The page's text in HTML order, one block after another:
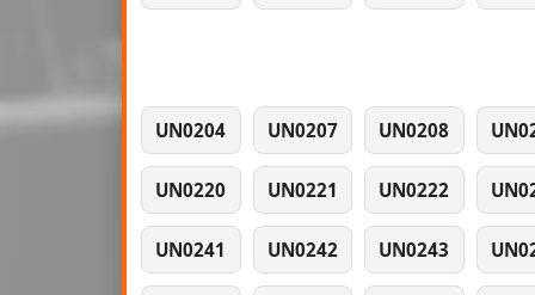
UN0204 UN0207 UN0208
UN0220 UN0221 UN0222
UN0241 UN0242 UN0243